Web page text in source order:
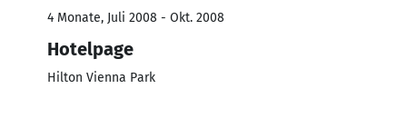
4 Monate, Juli 2008 - Okt. 2008
Hotelpage
Hilton Vienna Park